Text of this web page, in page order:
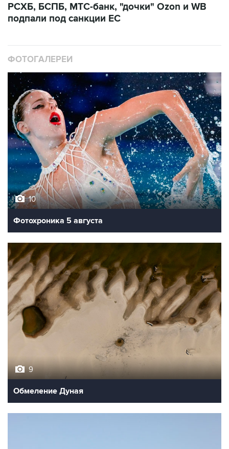
РСХБ, БСПБ, МТС-банк, "дочки" Ozon и WB
подпали под санкции ЕС
ФОТОГАЛЕРЕИ
10
Фотохроника 5 августа
9
Обмеление Дуная